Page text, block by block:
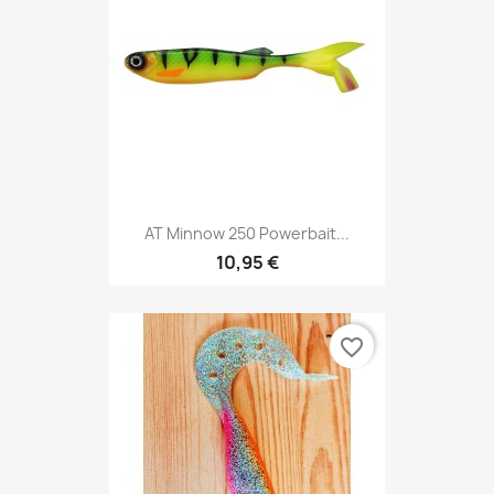
AT Minnow 250 Powerbait...
10,95 €
favorite_border